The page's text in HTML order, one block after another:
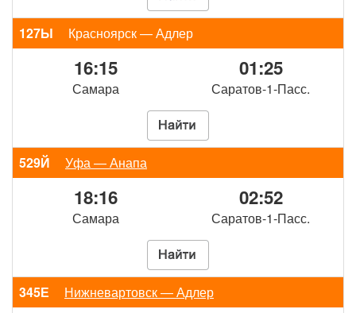
127Ы Красноярск — Адлер
16:15
Самара
01:25
Саратов-1-Пасс.
529Й Уфа — Анапа
18:16
Самара
02:52
Саратов-1-Пасс.
345Е Нижневартовск — Адлер